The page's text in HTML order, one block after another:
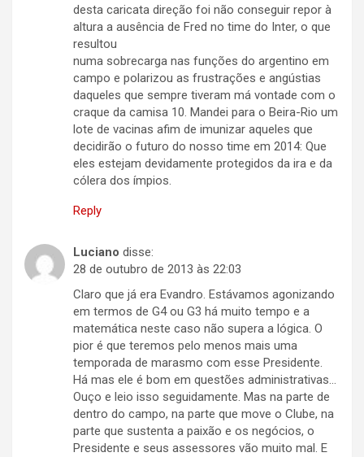
desta caricata direção foi não conseguir repor à
altura a ausência de Fred no time do Inter, o que
resultou
numa sobrecarga nas funções do argentino em
campo e polarizou as frustrações e angústias
daqueles que sempre tiveram má vontade com o
craque da camisa 10. Mandei para o Beira-Rio um
lote de vacinas afim de imunizar aqueles que
decidirão o futuro do nosso time em 2014: Que
eles estejam devidamente protegidos da ira e da
cólera dos ímpios.
Reply
Luciano disse:
28 de outubro de 2013 às 22:03
Claro que já era Evandro. Estávamos agonizando
em termos de G4 ou G3 há muito tempo e a
matemática neste caso não supera a lógica. O
pior é que teremos pelo menos mais uma
temporada de marasmo com esse Presidente.
Há mas ele é bom em questões administrativas…
Ouço e leio isso seguidamente. Mas na parte de
dentro do campo, na parte que move o Clube, na
parte que sustenta a paixão e os negócios, o
Presidente e seus assessores vão muito mal. E